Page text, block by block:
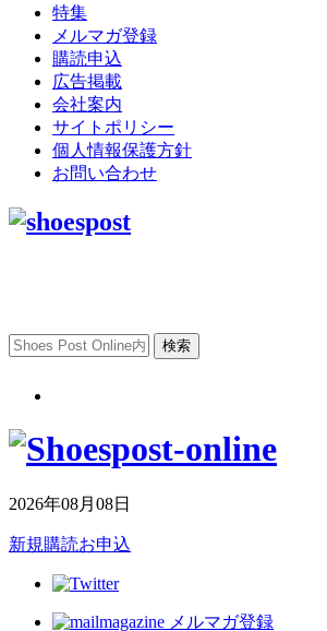
特集
メルマガ登録
購読申込
広告掲載
会社案内
サイトポリシー
個人情報保護方針
お問い合わせ
2026年08月08日
新規購読お申込
メルマガ登録